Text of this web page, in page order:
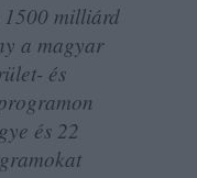
1500 milliárd
a magyar
és
és 22